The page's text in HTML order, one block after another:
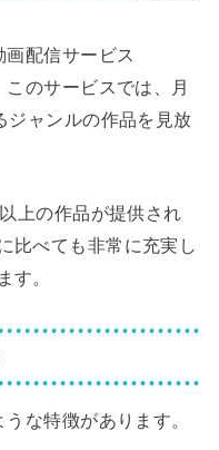
配信サービス
このサービスでは、月
ジャンルの作品を見放
上の作品が提供され
比べても非常に充実し
す。
な特徴があります。